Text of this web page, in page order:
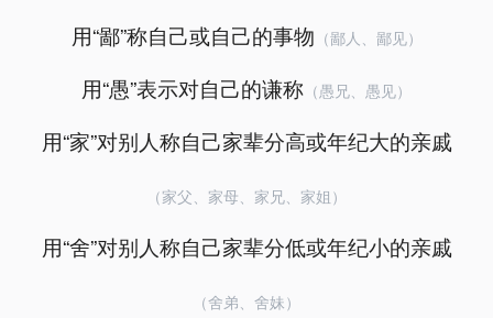
用“鄙”称自己或自己的事物 （鄙人、鄙见）
用“愚”表示对自己的谦称 （愚兄、愚见）
用“家”对别人称自己家辈分高或年纪大的亲戚
（家父、家母、家兄、家姐）
用“舍”对别人称自己家辈分低或年纪小的亲戚
（舍弟、舍妹）